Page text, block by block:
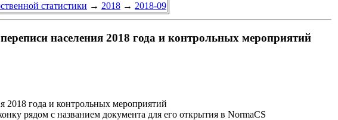
статистики → 2018 → 2018-09
населения 2018 года и контрольных мероприятий
2018 года и контрольных мероприятий
рядом с названием документа для его открытия в NormaCS